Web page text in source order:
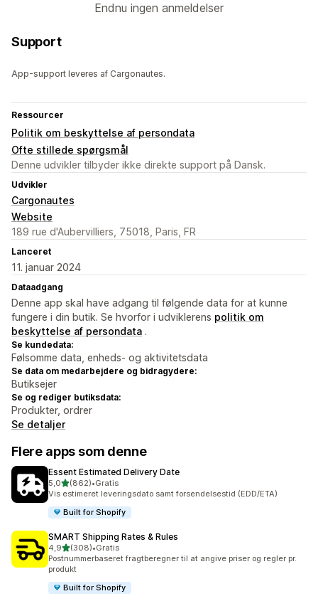
Endnu ingen anmeldelser
Support
App-support leveres af Cargonautes.
Ressourcer
Politik om beskyttelse af persondata
Ofte stillede spørgsmål
Denne udvikler tilbyder ikke direkte support på Dansk.
Udvikler
Cargonautes
Website
189 rue d'Aubervilliers, 75018, Paris, FR
Lanceret
11. januar 2024
Dataadgang
Denne app skal have adgang til følgende data for at kunne
fungere i din butik. Se hvorfor i udviklerens politik om
beskyttelse af persondata .
Se kundedata:
Følsomme data, enheds- og aktivitetsdata
Se data om medarbejdere og bidragydere:
Butiksejer
Se og rediger butiksdata:
Produkter, ordrer
Se detaljer
Flere apps som denne
Essent Estimated Delivery Date
5,0ud af 5 stjerner
(862)
862 anmeldelser i alt
•Gratis
Vis estimeret leveringsdato samt forsendelsestid (EDD/ETA)
Built for Shopify
SMART Shipping Rates & Rules
4,9ud af 5 stjerner
(308)
308 anmeldelser i alt
•Gratis
Postnummerbaseret fragtberegner til at angive priser og regler pr.
produkt
Built for Shopify